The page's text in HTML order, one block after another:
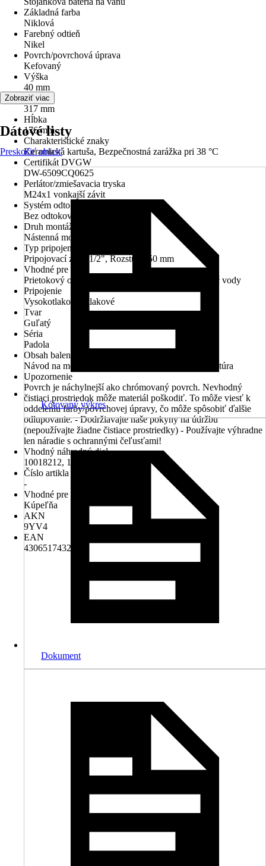
Základná farba
Niklová
Farebný odtieň
Nikel
Povrch/povrchová úprava
Kefovaný
Výška
40 mm
Šírka
317 mm
Hĺbka
176 mm
Charakteristické znaky
Keramická kartuša, Bezpečnostná zarážka pri 38 °C
Certifikát DVGW
DW-6509CQ0625
Perlátor/zmiešavacia tryska
M24x1 vonkajší závit
Systém odtoku
Bez odtokovej súpravy
Druh montáže
Nástenná montáž
Typ pripojenia
Pripojovací závit 1/2", Rozstup 150 mm
Vhodné pre
Prietokový ohrievač, Tlakový zásobníkový ohrievač vody
Pripojenie
Vysokotlakové - tlakové
Tvar
Guľatý
Séria
Padola
Obsah balenia
Návod na montáž, S-prípojky, Rozeta, Vaňová armatúra
Upozornenie
Povrch je náchylnejší ako chrómovaný povrch. Nevhodný
čistiaci prostriedok môže materiál poškodiť. To môže viesť k
oddeleniu farby/povrchovej úpravy, čo môže spôsobiť ďalšie
odlupovanie. - Dodržiavajte naše pokyny na údržbu
(nepoužívajte žiadne čistiace prostriedky) - Používajte výhradne
len náradie s ochrannými čeľusťami!
Vhodný náhradný diel
10018212, 10360514, 10018214
Číslo artikla výrobcu
-
Vhodné pre priestory
Kúpeľňa
AKN
9YV4
EAN
4306517432010
Zobraziť viac
Dátové listy
Preskočiť oblasť
Kótovaný výkres
Dokument